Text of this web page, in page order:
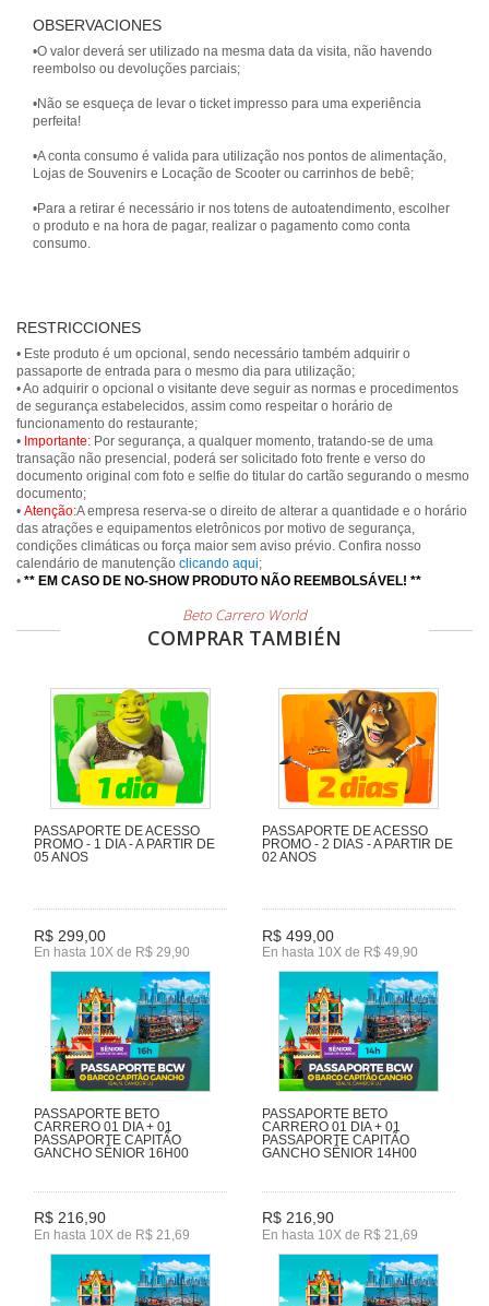
OBSERVACIONES
•O valor deverá ser utilizado na mesma data da visita, não havendo
reembolso ou devoluções parciais;
•Não se esqueça de levar o ticket impresso para uma experiência
perfeita!
•A conta consumo é valida para utilização nos pontos de alimentação,
Lojas de Souvenirs e Locação de Scooter ou carrinhos de bebê;
•Para a retirar é necessário ir nos totens de autoatendimento, escolher
o produto e na hora de pagar, realizar o pagamento como conta
consumo.
RESTRICCIONES
• Este produto é um opcional, sendo necessário também adquirir o
passaporte de entrada para o mesmo dia para utilização;
• Ao adquirir o opcional o visitante deve seguir as normas e procedimentos
de segurança estabelecidos, assim como respeitar o horário de
funcionamento do restaurante;
• Importante: Por segurança, a qualquer momento, tratando-se de uma
transação não presencial, poderá ser solicitado foto frente e verso do
documento original com foto e selfie do titular do cartão segurando o mesmo
documento;
• Atenção:A empresa reserva-se o direito de alterar a quantidade e o horário
das atrações e equipamentos eletrônicos por motivo de segurança,
condições climáticas ou força maior sem aviso prévio. Confira nosso
calendário de manutenção clicando aqui;
• ** EM CASO DE NO-SHOW PRODUTO NÃO REEMBOLSÁVEL! **
Beto Carrero World
COMPRAR TAMBIÉN
PASSAPORTE DE ACESSO
PROMO - 1 DIA - A PARTIR DE
05 ANOS
R$ 299,00
En hasta 10X de R$ 29,90
PASSAPORTE DE ACESSO
PROMO - 2 DIAS - A PARTIR DE
02 ANOS
R$ 499,00
En hasta 10X de R$ 49,90
PASSAPORTE BETO
CARRERO 01 DIA + 01
PASSAPORTE CAPITÃO
GANCHO SÊNIOR 16H00
R$ 216,90
En hasta 10X de R$ 21,69
PASSAPORTE BETO
CARRERO 01 DIA + 01
PASSAPORTE CAPITÃO
GANCHO SÊNIOR 14H00
R$ 216,90
En hasta 10X de R$ 21,69